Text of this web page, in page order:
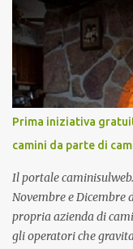
tramite WhatsApp
14:30 con Cristina
terrà una
Customer care
clienti ”. I punti che
stato dell’arte e i
comunicazione e
previsioni da oggi al
c...
Prima iniziativa
camini da parte di
Il portale
Novembre e Dicembre
propria azienda di
gli operatori che